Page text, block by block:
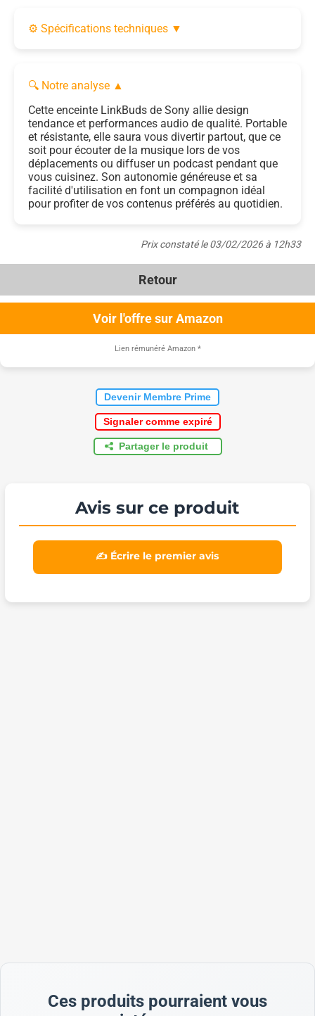
⚙️ Spécifications techniques ▼
🔍 Notre analyse ▲
Cette enceinte LinkBuds de Sony allie design
tendance et performances audio de qualité. Portable
et résistante, elle saura vous divertir partout, que ce
soit pour écouter de la musique lors de vos
déplacements ou diffuser un podcast pendant que
vous cuisinez. Son autonomie généreuse et sa
facilité d'utilisation en font un compagnon idéal
pour profiter de vos contenus préférés au quotidien.
Prix constaté le 03/02/2026 à 12h33
Retour
Voir l'offre sur Amazon
Lien rémunéré Amazon *
Devenir Membre Prime
Signaler comme expiré
Partager le produit
Avis sur ce produit
✍️ Écrire le premier avis
Ces produits pourraient vous